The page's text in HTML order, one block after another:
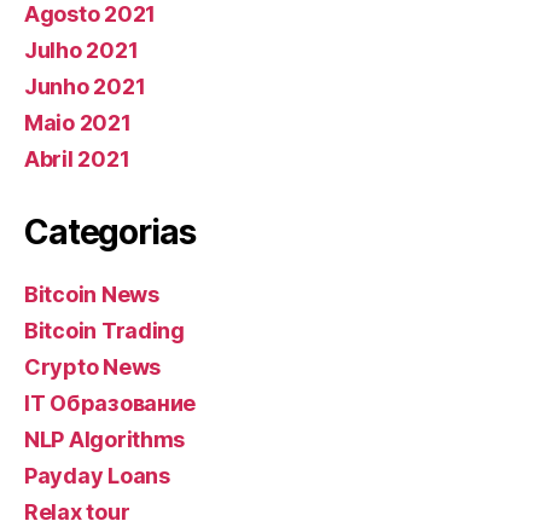
Agosto 2021
Julho 2021
Junho 2021
Maio 2021
Abril 2021
Categorias
Bitcoin News
Bitcoin Trading
Crypto News
IT Образование
NLP Algorithms
Payday Loans
Relax tour